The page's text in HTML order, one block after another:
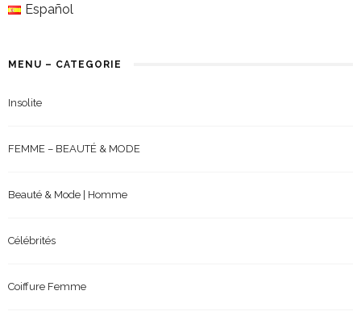
Español
MENU – CATEGORIE
Insolite
FEMME – BEAUTÉ & MODE
Beauté & Mode | Homme
Célébrités
Coiffure Femme